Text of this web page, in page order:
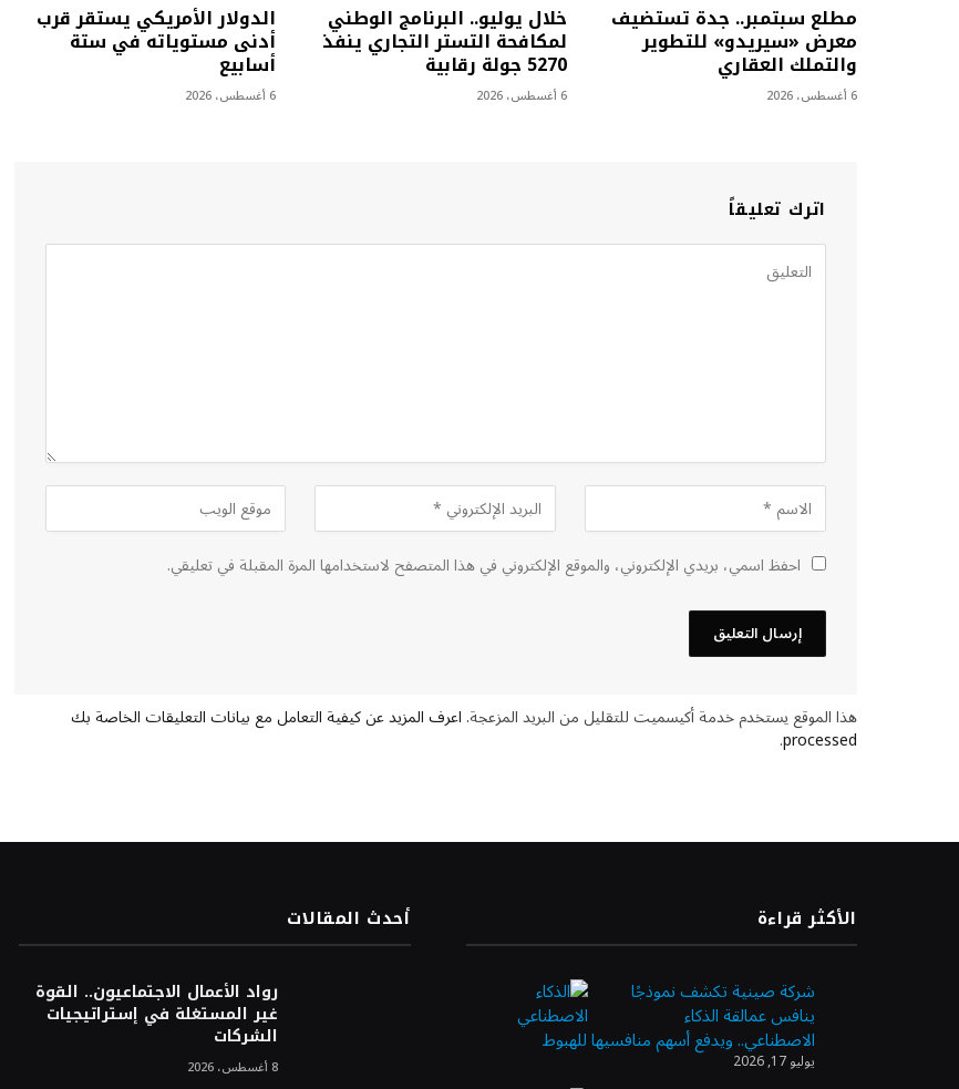
مطلع سبتمبر.. جدة تستضيف
معرض «سيريدو» للتطوير
والتملك العقاري
6 أغسطس، 2026
خلال يوليو.. البرنامج الوطني
لمكافحة التستر التجاري ينفذ
5270 جولة رقابية
6 أغسطس، 2026
الدولار الأمريكي يستقر قرب
أدنى مستوياته في ستة
أسابيع
6 أغسطس، 2026
اترك تعليقاً
احفظ اسمي، بريدي الإلكتروني، والموقع الإلكتروني في هذا المتصفح لاستخدامها المرة المقبلة في تعليقي.
هذا الموقع يستخدم خدمة أكيسميت للتقليل من البريد المزعجة.اعرف المزيد عن كيفية التعامل مع بيانات التعليقات الخاصة بك
processed
.
الأكثر قراءة
شركة صينية تكشف نموذجًا
ينافس عمالقة الذكاء
الاصطناعي.. ويدفع أسهم منافسيها للهبوط
يوليو 17, 2026
أحدث المقالات
رواد الأعمال الاجتماعيون.. القوة
غير المستغلة في إستراتيجيات
الشركات
8 أغسطس، 2026